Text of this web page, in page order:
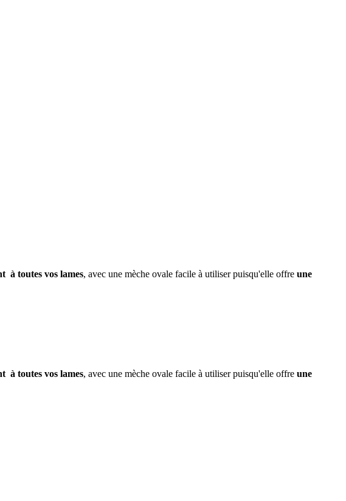
à toutes vos lames, avec une mèche ovale facile à utiliser puisqu'elle offre une
à toutes vos lames, avec une mèche ovale facile à utiliser puisqu'elle offre une